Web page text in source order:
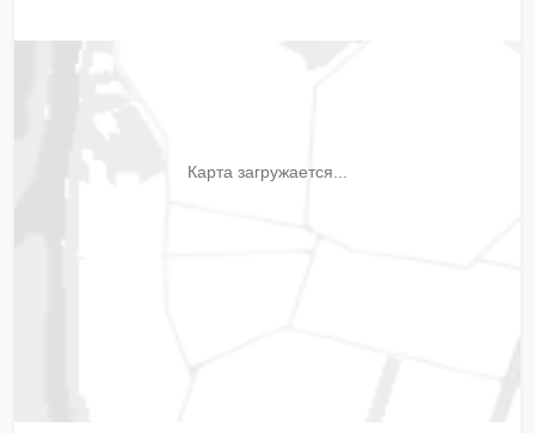
Карта загружается...